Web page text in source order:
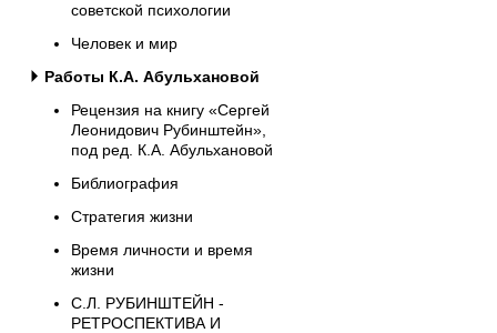
советской психологии
Человек и мир
Работы К.А. Абульхановой
Рецензия на книгу «Сергей
Леонидович Рубинштейн»,
под ред. К.А. Абульхановой
Библиография
Стратегия жизни
Время личности и время
жизни
С.Л. РУБИНШТЕЙН -
РЕТРОСПЕКТИВА И